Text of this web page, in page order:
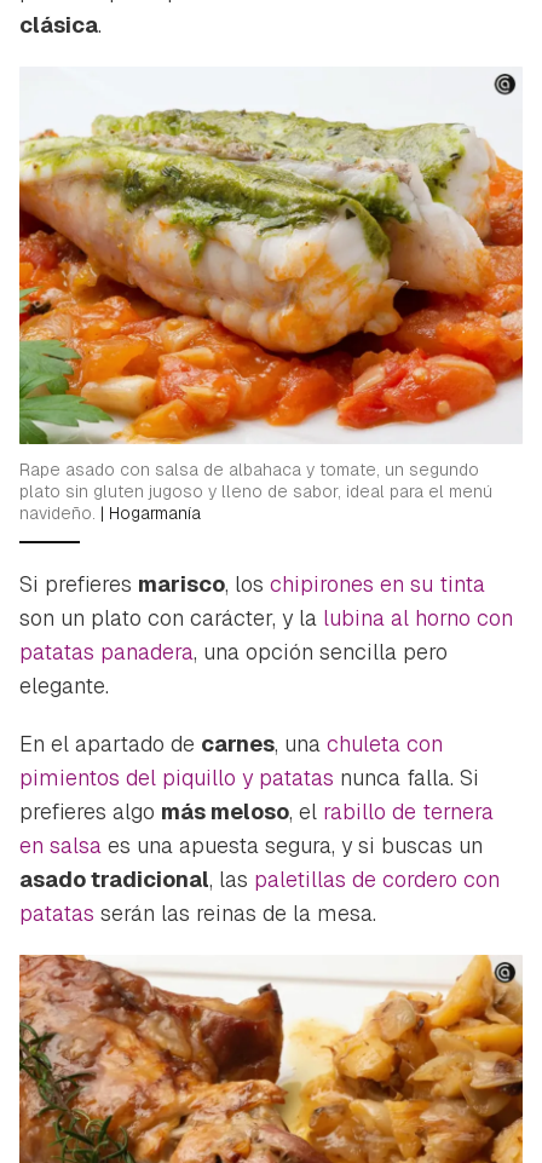
clásica.
Rape asado con salsa de albahaca y tomate, un segundo
plato sin gluten jugoso y lleno de sabor, ideal para el menú
navideño. | Hogarmanía
Si prefieres marisco, los chipirones en su tinta
son un plato con carácter, y la lubina al horno con
patatas panadera, una opción sencilla pero
elegante.
En el apartado de carnes, una chuleta con
pimientos del piquillo y patatas nunca falla. Si
prefieres algo más meloso, el rabillo de ternera
en salsa es una apuesta segura, y si buscas un
asado tradicional, las paletillas de cordero con
patatas serán las reinas de la mesa.